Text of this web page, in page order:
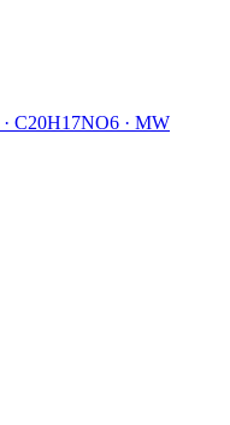
· C20H17NO6 · MW